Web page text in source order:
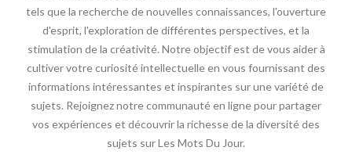
tels que la recherche de nouvelles connaissances, l'ouverture
d'esprit, l'exploration de différentes perspectives, et la
stimulation de la créativité. Notre objectif est de vous aider à
cultiver votre curiosité intellectuelle en vous fournissant des
informations intéressantes et inspirantes sur une variété de
sujets. Rejoignez notre communauté en ligne pour partager
vos expériences et découvrir la richesse de la diversité des
sujets sur Les Mots Du Jour.